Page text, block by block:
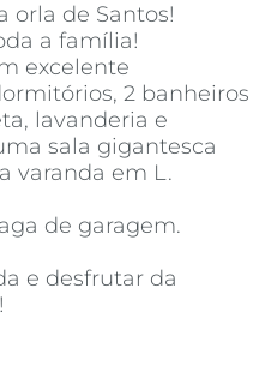
orla de Santos!
a família!
excelente
2 banheiros
lavanderia e
sala gigantesca
varanda em L.
de garagem.
e desfrutar da